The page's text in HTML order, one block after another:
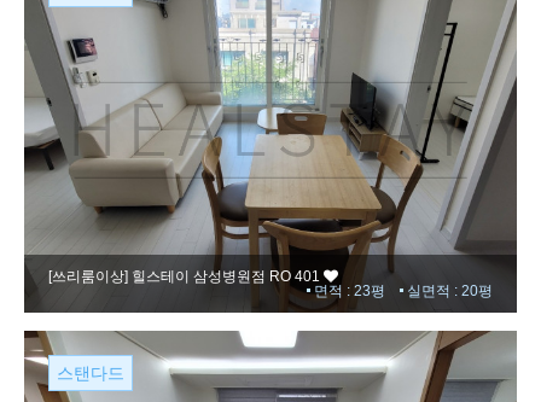
[쓰리룸이상] 힐스테이 삼성병원점 RO 401
면적 : 23평
실면적 : 20평
스탠다드